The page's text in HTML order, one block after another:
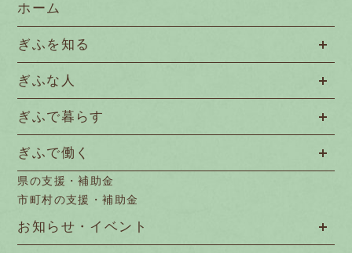
ホーム
ぎふを知る
ぎふな人
ぎふで暮らす
ぎふで働く
県の支援・補助金
市町村の支援・補助金
お知らせ・イベント